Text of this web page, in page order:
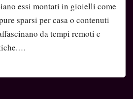
essi montati in gioielli come
sparsi per casa o contenuti
da tempi remoti e